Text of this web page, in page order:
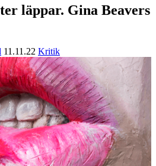
läppar. Gina Beavers
11.11.22 Kritik